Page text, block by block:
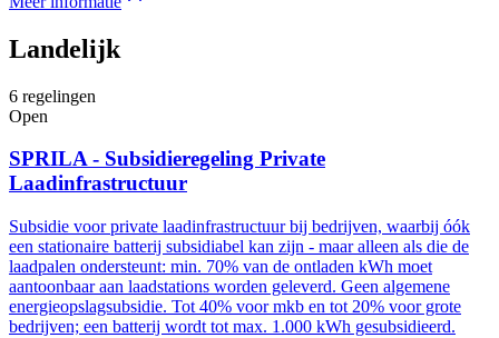
Landelijk
6 regelingen
Open
SPRILA - Subsidieregeling Private
Laadinfrastructuur
Subsidie voor private laadinfrastructuur bij bedrijven, waarbij óók
een stationaire batterij subsidiabel kan zijn - maar alleen als die de
laadpalen ondersteunt: min. 70% van de ontladen kWh moet
aantoonbaar aan laadstations worden geleverd. Geen algemene
energieopslagsubsidie. Tot 40% voor mkb en tot 20% voor grote
bedrijven; een batterij wordt tot max. 1.000 kWh gesubsidieerd.